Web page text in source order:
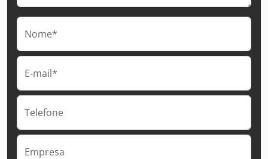
Nome*
E-mail*
Telefone
Empresa